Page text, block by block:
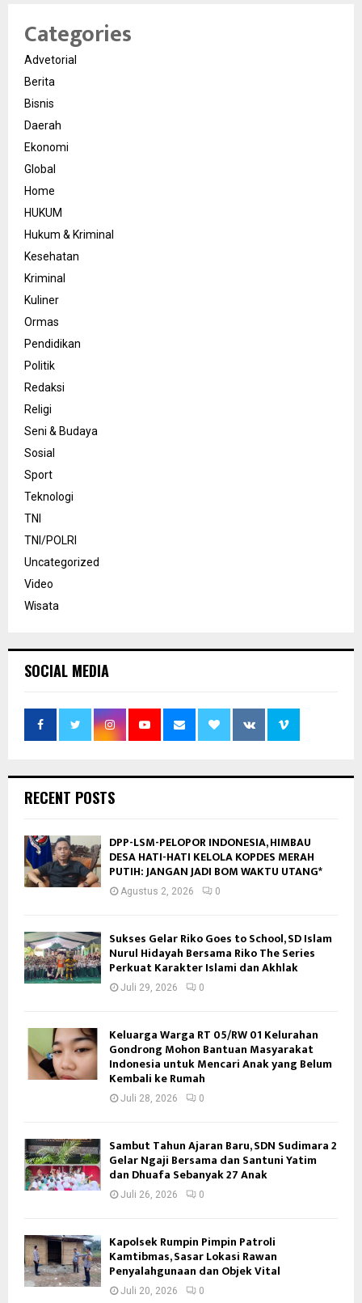
Categories
Advetorial
Berita
Bisnis
Daerah
Ekonomi
Global
Home
HUKUM
Hukum & Kriminal
Kesehatan
Kriminal
Kuliner
Ormas
Pendidikan
Politik
Redaksi
Religi
Seni & Budaya
Sosial
Sport
Teknologi
TNI
TNI/POLRI
Uncategorized
Video
Wisata
SOCIAL MEDIA
RECENT POSTS
DPP-LSM-PELOPOR INDONESIA, HIMBAU
DESA HATI-HATI KELOLA KOPDES MERAH
PUTIH: JANGAN JADI BOM WAKTU UTANG*
Agustus 2, 2026 0
Sukses Gelar Riko Goes to School, SD Islam
Nurul Hidayah Bersama Riko The Series
Perkuat Karakter Islami dan Akhlak
Juli 29, 2026 0
Keluarga Warga RT 05/RW 01 Kelurahan
Gondrong Mohon Bantuan Masyarakat
Indonesia untuk Mencari Anak yang Belum
Kembali ke Rumah
Juli 28, 2026 0
Sambut Tahun Ajaran Baru, SDN Sudimara 2
Gelar Ngaji Bersama dan Santuni Yatim
dan Dhuafa Sebanyak 27 Anak
Juli 26, 2026 0
Kapolsek Rumpin Pimpin Patroli
Kamtibmas, Sasar Lokasi Rawan
Penyalahgunaan dan Objek Vital
Juli 20, 2026 0